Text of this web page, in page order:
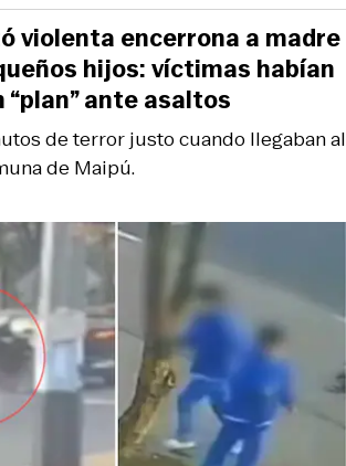
de terror justo cuando llegaban al
de Maipú.
violenta encerrona a madre
hijos: víctimas habían
“plan” ante asaltos